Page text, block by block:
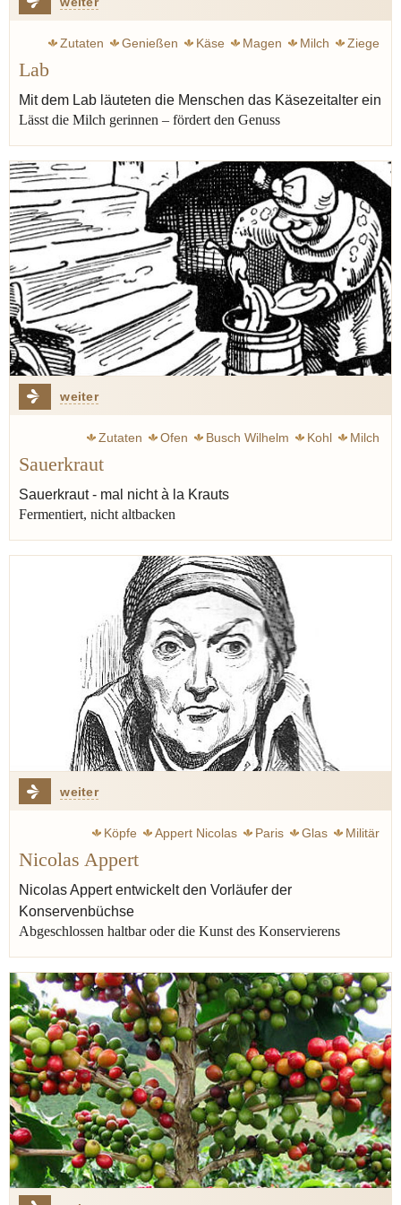
Zutaten Genießen Käse Magen Milch
Ziege
Lab
Mit dem Lab läuteten die Menschen das Käsezeitalter ein
Lässt die Milch gerinnen – fördert den Genuss
weiter
Zutaten Ofen Busch Wilhelm Kohl
Milch
Sauerkraut
Sauerkraut - mal nicht à la Krauts
Fermentiert, nicht altbacken
weiter
Köpfe Appert Nicolas Paris Glas
Militär
Aufklärung
Nicolas Appert
Nicolas Appert entwickelt den Vorläufer der
Konservenbüchse
Abgeschlossen haltbar oder die Kunst des Konservierens